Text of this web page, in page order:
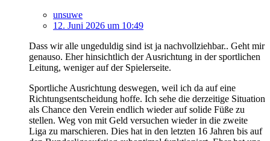
unsuwe
12. Juni 2026 um 10:49
Dass wir alle ungeduldig sind ist ja nachvollziehbar.. Geht mir
genauso. Eher hinsichtlich der Ausrichtung in der sportlichen
Leitung, weniger auf der Spielerseite.
Sportliche Ausrichtung deswegen, weil ich da auf eine
Richtungsentscheidung hoffe. Ich sehe die derzeitige Situation
als Chance den Verein endlich wieder auf solide Füße zu
stellen. Weg von mit Geld versuchen wieder in die zweite
Liga zu marschieren. Dies hat in den letzten 16 Jahren bis auf